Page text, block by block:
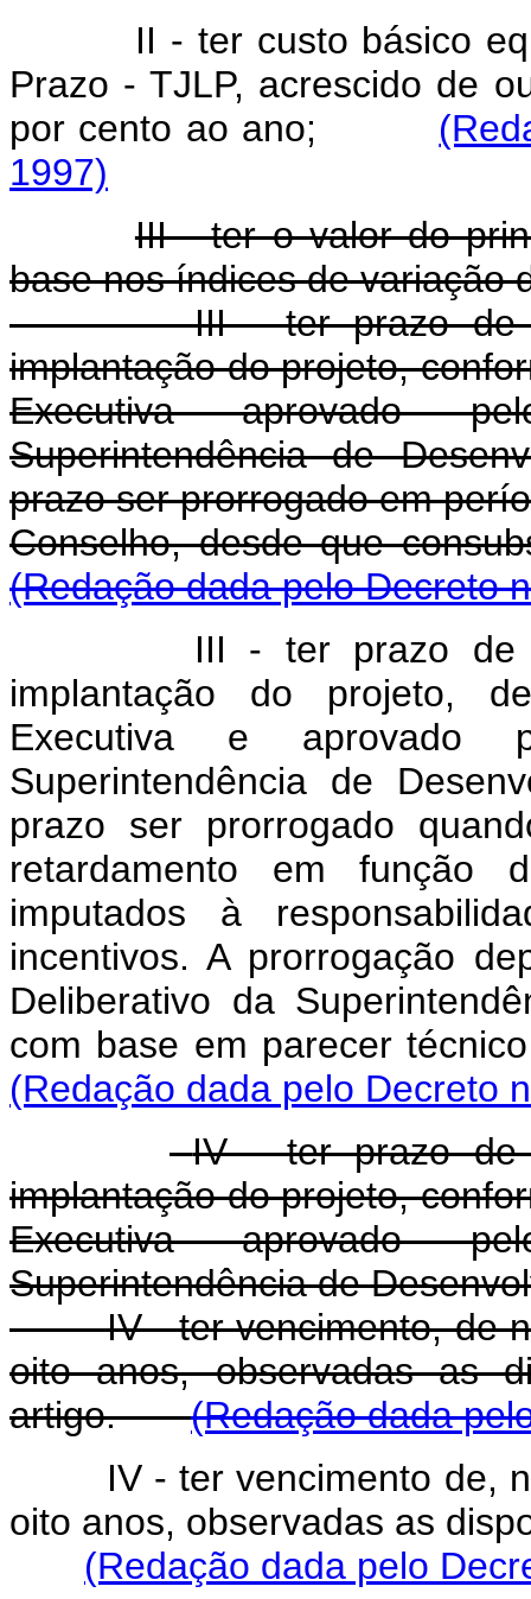
II - ter custo básico
Prazo - TJLP, acrescido de
por cento ao ano;
1997)
III - ter o valor do
base nos índices de variação
III - ter prazo de
implantação do projeto,
Executiva aprovado
Superintendência de
prazo ser prorrogado em
Conselho, desde que
(Redação dada pelo Decreto
III - ter prazo de
implantação do projeto,
Executiva e aprovado
Superintendência de
prazo ser prorrogado
retardamento em função
imputados à
incentivos. A prorrogação
Deliberativo da
com base em parecer
(Redação dada pelo Decreto
IV - ter prazo de
implantação do projeto,
Executiva aprovado
Superintendência de
IV - ter vencimento, de no
oito anos, observadas as
artigo.(Redação dada
IV - ter vencimento de,
oito anos, observadas as
(Redação dada pelo